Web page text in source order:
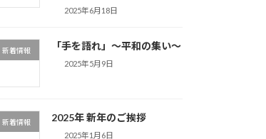
2025年6月18日
新着情報 「手を語れ」～平和の集い～
2025年5月9日
新着情報 2025年 新年のご挨拶
2025年1月6日